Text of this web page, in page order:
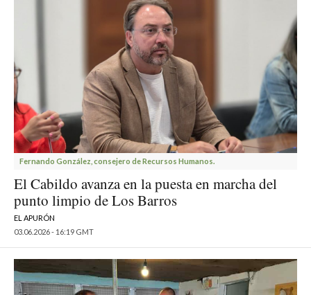
Fernando González, consejero de Recursos Humanos.
El Cabildo avanza en la puesta en marcha del
punto limpio de Los Barros
EL APURÓN
03.06.2026 - 16:19 GMT